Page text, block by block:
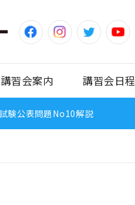
講習会案内 講習会日程
験公表問題No10解説